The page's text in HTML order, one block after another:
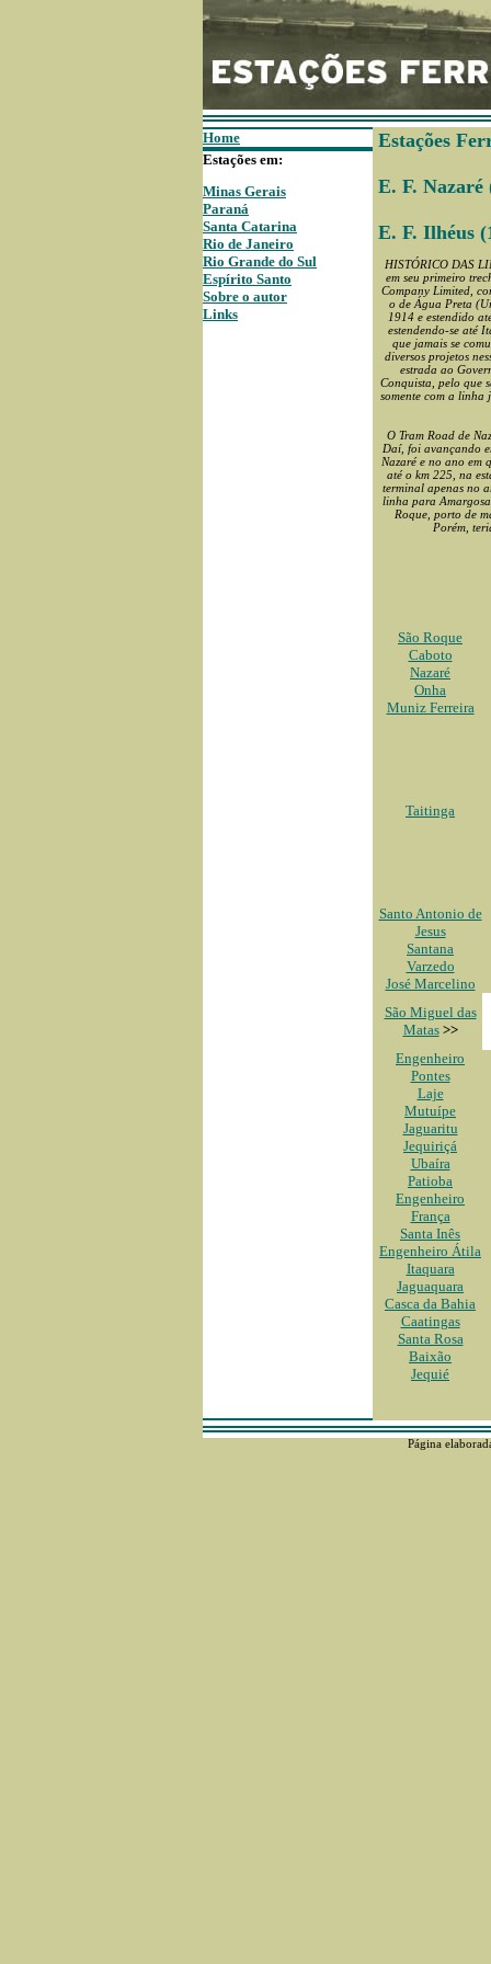
Home
Estações em:
Minas Gerais
Paraná
Santa Catarina
Rio de Janeiro
Rio Grande do Sul
Espírito Santo
Sobre o autor
Links
Estações
E. F. Nazaré
E. F. Ilhéus
HISTÓRICO DAS
em seu primeiro
Company Limited,
o de Água Preta
1914 e estendido
estendendo-se até
que jamais se
diversos projetos
estrada ao
Conquista, pelo que
somente com a linha
O Tram Road de
Daí, foi avançando
Nazaré e no ano em
até o km 225, na
terminal apenas no
linha para
Roque, porto de
Porém,
São Roque
Caboto
Nazaré
Onha
Muniz Ferreira
Taitinga
Santo Antonio de
Jesus
Santana
Varzedo
José Marcelino
São Miguel das
Matas >>
Engenheiro
Pontes
Laje
Mutuípe
Jaguaritu
Jequiriçá
Ubaíra
Patioba
Engenheiro
França
Santa Inês
Engenheiro Átila
Itaquara
Jaguaquara
Casca da Bahia
Caatingas
Santa Rosa
Baixão
Jequié
Página